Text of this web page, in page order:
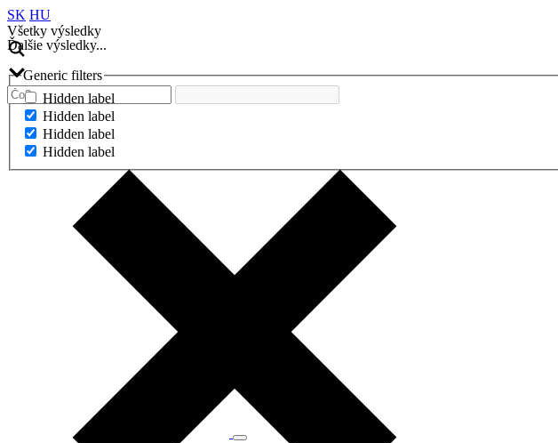
SK HU
Všetky výsledky
Ďalšie výsledky...
Generic filters
Hidden label
Hidden label
Hidden label
Hidden label
Ďalšie výsledky...